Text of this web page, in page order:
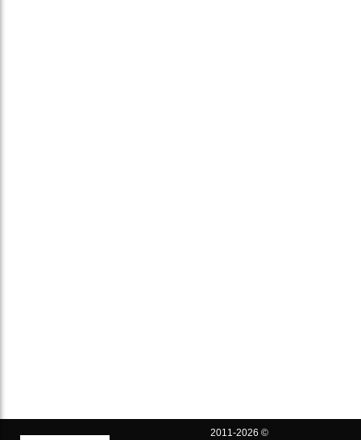
2011-2026 ©